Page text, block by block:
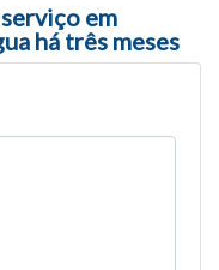
em
há três meses